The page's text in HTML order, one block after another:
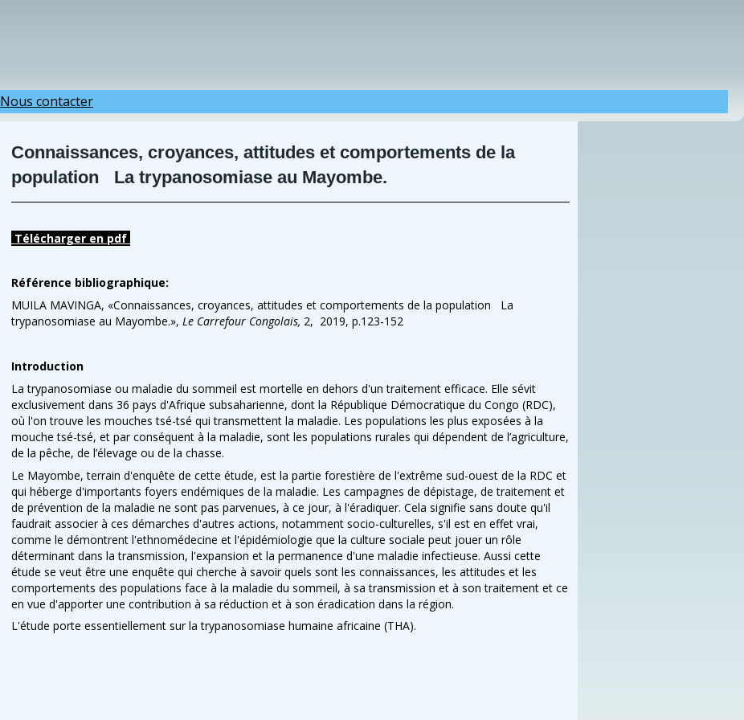
Nous contacter
Connaissances, croyances, attitudes et comportements de la
population La trypanosomiase au Mayombe.
Télécharger en pdf
Référence bibliographique:
MUILA MAVINGA, «Connaissances, croyances, attitudes et comportements de la population La
trypanosomiase au Mayombe.», Le Carrefour Congolais, 2, 2019, p.123-152
Introduction
La trypanosomiase ou maladie du sommeil est mortelle en dehors d'un traitement efficace. Elle sévit
exclusivement dans 36 pays d'Afrique subsaharienne, dont la République Démocratique du Congo (RDC),
où l'on trouve les mouches tsé-tsé qui transmettent la maladie. Les populations les plus exposées à la
mouche tsé-tsé, et par conséquent à la maladie, sont les populations rurales qui dépendent de l’agriculture,
de la pêche, de l’élevage ou de la chasse.
Le Mayombe, terrain d'enquête de cette étude, est la partie forestière de l'extrême sud-ouest de la RDC et
qui héberge d'importants foyers endémiques de la maladie. Les campagnes de dépistage, de traitement et
de prévention de la maladie ne sont pas parvenues, à ce jour, à l'éradiquer. Cela signifie sans doute qu'il
faudrait associer à ces démarches d'autres actions, notamment socio-culturelles, s'il est en effet vrai,
comme le démontrent l'ethnomédecine et l'épidémiologie que la culture sociale peut jouer un rôle
déterminant dans la transmission, l'expansion et la permanence d'une maladie infectieuse. Aussi cette
étude se veut être une enquête qui cherche à savoir quels sont les connaissances, les attitudes et les
comportements des populations face à la maladie du sommeil, à sa transmission et à son traitement et ce
en vue d'apporter une contribution à sa réduction et à son éradication dans la région.
L'étude porte essentiellement sur la trypanosomiase humaine africaine (THA).